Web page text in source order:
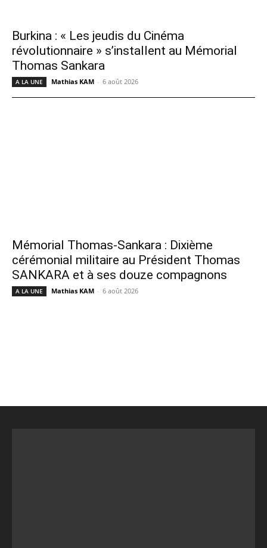
Burkina : « Les jeudis du Cinéma
révolutionnaire » s’installent au Mémorial
Thomas Sankara
A LA UNE Mathias KAM - 6 août 2026
Mémorial Thomas-Sankara : Dixième
cérémonial militaire au Président Thomas
SANKARA et à ses douze compagnons
A LA UNE Mathias KAM - 6 août 2026